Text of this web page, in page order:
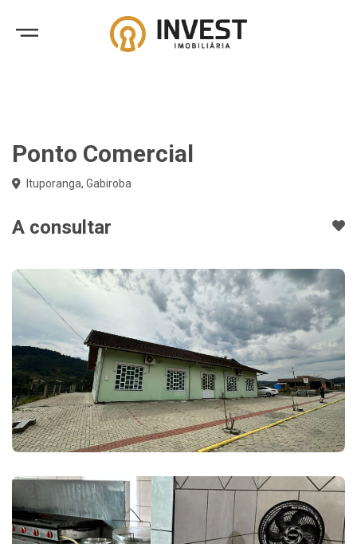
Ponto Comercial
Ituporanga, Gabiroba
A consultar